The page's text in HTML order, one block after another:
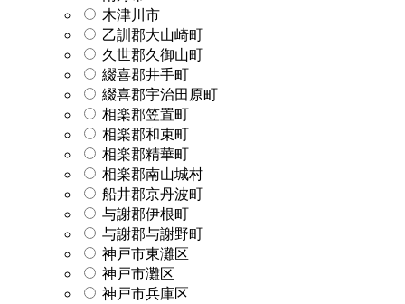
木津川市
乙訓郡大山崎町
久世郡久御山町
綴喜郡井手町
綴喜郡宇治田原町
相楽郡笠置町
相楽郡和束町
相楽郡精華町
相楽郡南山城村
船井郡京丹波町
与謝郡伊根町
与謝郡与謝野町
神戸市東灘区
神戸市灘区
神戸市兵庫区